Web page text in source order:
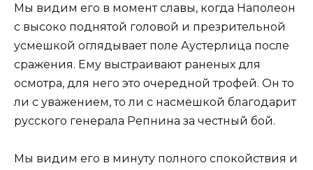
Мы видим его в момент славы, когда Наполеон
с высоко поднятой головой и презрительной
усмешкой оглядывает поле Аустерлица после
сражения. Ему выстраивают раненых для
осмотра, для него это очередной трофей. Он то
ли с уважением, то ли с насмешкой благодарит
русского генерала Репнина за честный бой.
Мы видим его в минуту полного спокойствия и